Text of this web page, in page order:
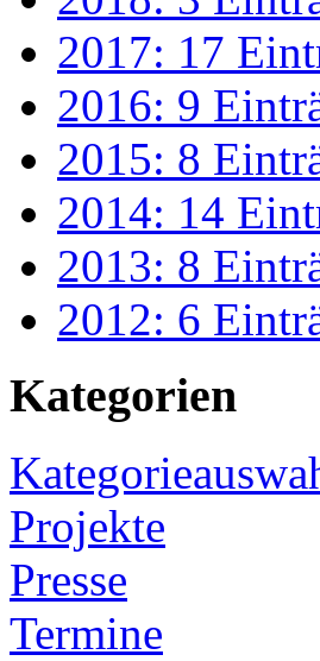
2017: 17
2016: 9
2015: 8
2014: 14
2013: 8
2012: 6
Kategorien
Projekte
Presse
Termine